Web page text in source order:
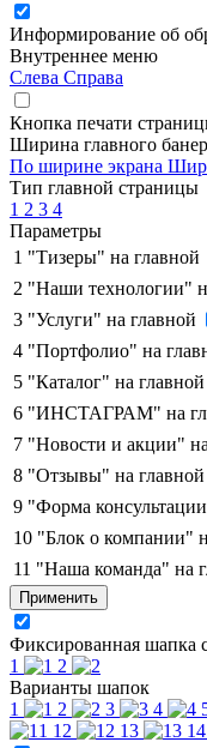
Информирование об
Внутреннее меню
Слева Справа
Кнопка печати
Ширина главного
По ширине экрана
Тип главной страницы
1 2 3 4
Параметры
1 "Тизеры" на главной
2 "Наши технологии"
3 "Услуги" на главной
4 "Портфолио" на
5 "Каталог" на главной
6 "ИНСТАГРАМ" на
7 "Новости и акции"
8 "Отзывы" на главной
9 "Форма
10 "Блок о компании"
11 "Наша команда" на
Применить
Фиксированная шапка
1
2
Варианты шапок
1
2 3 4
12
13 14